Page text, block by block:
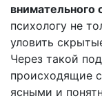
внимательного
психологу не
уловить
Через такой
происходящие
ясными и